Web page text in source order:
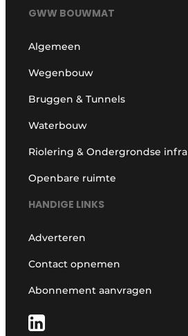
GWW BOUWMAT
Algemeen
Wegenbouw
Bruggen & Tunnels
Waterbouw
Riolering & Ondergrondse infra
Openbare ruimte
HANDIGE LINKS
Adverteren
Contact opnemen
Abonnement aanvragen